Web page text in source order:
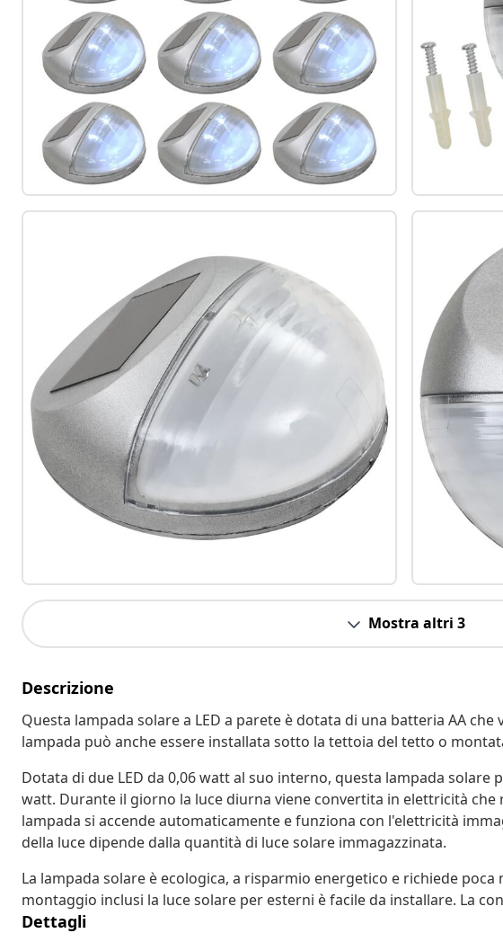
Mostra altri 3
Descrizione
Questa lampada solare a LED a parete è dotata di una batteria AA che
lampada può anche essere installata sotto la tettoia del tetto o
Dotata di due LED da 0,06 watt al suo interno, questa lampada
watt. Durante il giorno la luce diurna viene convertita in elettricità
lampada si accende automaticamente e funziona con l'elettricità
della luce dipende dalla quantità di luce solare immagazzinata.
La lampada solare è ecologica, a risparmio energetico e richiede
montaggio inclusi la luce solare per esterni è facile da installare. La
Dettagli